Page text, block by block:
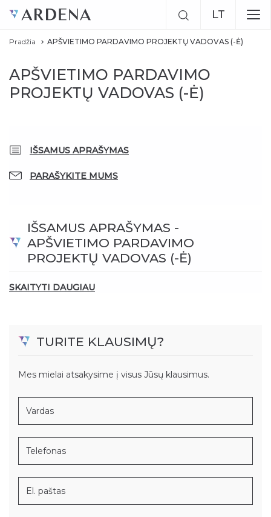
LT
EN
RU
Pradžia APŠVIETIMO PARDAVIMO PROJEKTŲ VADOVAS (-Ė)
APŠVIETIMO PARDAVIMO
PROJEKTŲ VADOVAS (-Ė)
IŠSAMUS APRAŠYMAS
PARAŠYKITE MUMS
IŠSAMUS APRAŠYMAS -
APŠVIETIMO PARDAVIMO
PROJEKTŲ VADOVAS (-Ė)
SKAITYTI DAUGIAU
TURITE KLAUSIMŲ?
Mes mielai atsakysime į visus Jūsų klausimus.